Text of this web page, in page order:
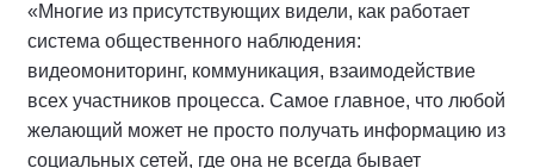
«Многие из присутствующих видели, как работает
система общественного наблюдения:
видеомониторинг, коммуникация, взаимодействие
всех участников процесса. Самое главное, что любой
желающий может не просто получать информацию из
социальных сетей, где она не всегда бывает